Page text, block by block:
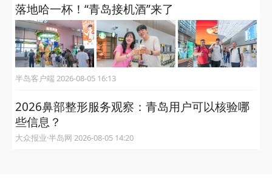
落地哈一杯！“青岛接机酒”来了
半岛客户端 2026-08-05 16:13
2026鼻部整形服务观察：青岛用户可以核验哪
些信息？
大众报业·半岛网 2026-08-05 14:20